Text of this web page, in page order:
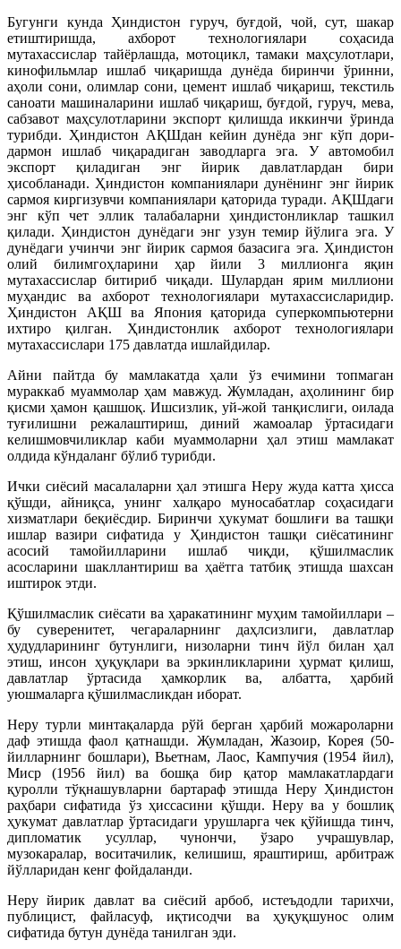
Бугунги кунда Ҳиндистон гуруч, буғдой, чой, сут, шакар
етиштиришда, ахборот технологиялари соҳасида
мутахассислар тайёрлашда, мотоцикл, тамаки маҳсулотлари,
кинофильмлар ишлаб чиқаришда дунёда биринчи ўринни,
аҳоли сони, олимлар сони, цемент ишлаб чиқариш, текстиль
саноати машиналарини ишлаб чиқариш, буғдой, гуруч, мева,
сабзавот маҳсулотларини экспорт қилишда иккинчи ўринда
турибди. Ҳиндистон АҚШдан кейин дунёда энг кўп дори-
дармон ишлаб чиқарадиган заводларга эга. У автомобил
экспорт қиладиган энг йирик давлатлардан бири
ҳисобланади. Ҳиндистон компаниялари дунёнинг энг йирик
сармоя киргизувчи компаниялари қаторида туради. АҚШдаги
энг кўп чет эллик талабаларни ҳиндистонликлар ташкил
қилади. Ҳиндистон дунёдаги энг узун темир йўлига эга. У
дунёдаги учинчи энг йирик сармоя базасига эга. Ҳиндистон
олий билимгоҳларини ҳар йили 3 миллионга яқин
мутахассислар битириб чиқади. Шулардан ярим миллиони
муҳандис ва ахборот технологиялари мутахассисларидир.
Ҳиндистон АҚШ ва Япония қаторида суперкомпьютерни
ихтиро қилган. Ҳиндистонлик ахборот технологиялари
мутахассислари 175 давлатда ишлайдилар.
Айни пайтда бу мамлакатда ҳали ўз ечимини топмаган
мураккаб муаммолар ҳам мавжуд. Жумладан, аҳолининг бир
қисми ҳамон қашшоқ. Ишсизлик, уй-жой танқислиги, оилада
туғилишни режалаштириш, диний жамоалар ўртасидаги
келишмовчиликлар каби муаммоларни ҳал этиш мамлакат
олдида кўндаланг бўлиб турибди.
Ички сиёсий масалаларни ҳал этишга Неру жуда катта ҳисса
қўшди, айниқса, унинг халқаро муносабатлар соҳасидаги
хизматлари беқиёсдир. Биринчи ҳукумат бошлиғи ва ташқи
ишлар вазири сифатида у Ҳиндистон ташқи сиёсатининг
асосий тамойилларини ишлаб чиқди, қўшилмаслик
асосларини шакллантириш ва ҳаётга татбиқ этишда шахсан
иштирок этди.
Қўшилмаслик сиёсати ва ҳаракатининг муҳим тамойиллари –
бу суверенитет, чегараларнинг даҳлсизлиги, давлатлар
ҳудудларининг бутунлиги, низоларни тинч йўл билан ҳал
этиш, инсон ҳуқуқлари ва эркинликларини ҳурмат қилиш,
давлатлар ўртасида ҳамкорлик ва, албатта, ҳарбий
уюшмаларга қўшилмасликдан иборат.
Неру турли минтақаларда рўй берган ҳарбий можароларни
даф этишда фаол қатнашди. Жумладан, Жазоир, Корея (50-
йилларнинг бошлари), Вьетнам, Лаос, Кампучия (1954 йил),
Миср (1956 йил) ва бошқа бир қатор мамлакатлардаги
қуролли тўқнашувларни бартараф этишда Неру Ҳиндистон
раҳбари сифатида ўз ҳиссасини қўшди. Неру ва у бошлиқ
ҳукумат давлатлар ўртасидаги урушларга чек қўйишда тинч,
дипломатик усуллар, чунончи, ўзаро учрашувлар,
музокаралар, воситачилик, келишиш, яраштириш, арбитраж
йўлларидан кенг фойдаланди.
Неру йирик давлат ва сиёсий арбоб, истеъдодли тарихчи,
публицист, файласуф, иқтисодчи ва ҳуқуқшунос олим
сифатида бутун дунёда танилган эди.